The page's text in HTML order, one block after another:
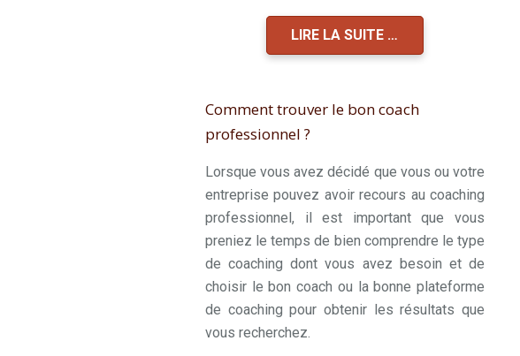
LIRE LA SUITE …
Comment trouver le bon coach
professionnel ?
Lorsque vous avez décidé que vous ou votre
entreprise pouvez avoir recours au coaching
professionnel, il est important que vous
preniez le temps de bien comprendre le type
de coaching dont vous avez besoin et de
choisir le bon coach ou la bonne plateforme
de coaching pour obtenir les résultats que
vous recherchez.